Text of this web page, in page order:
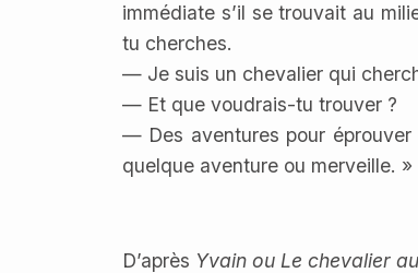
immédiate s’il se trouvait au
tu cherches.
— Je suis un chevalier qui
— Et que voudrais-tu trouver ?
— Des aventures pour éprouver
quelque aventure ou merveille. »
D’après Yvain ou Le chevalier